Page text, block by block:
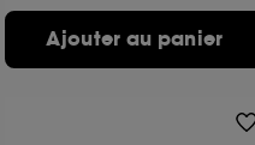
Ajouter au panier